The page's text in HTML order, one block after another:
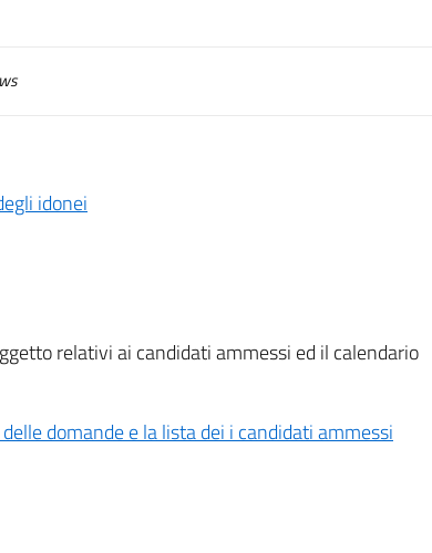
idonei
relativi ai candidati ammessi ed il calendario
domande e la lista dei i candidati ammessi